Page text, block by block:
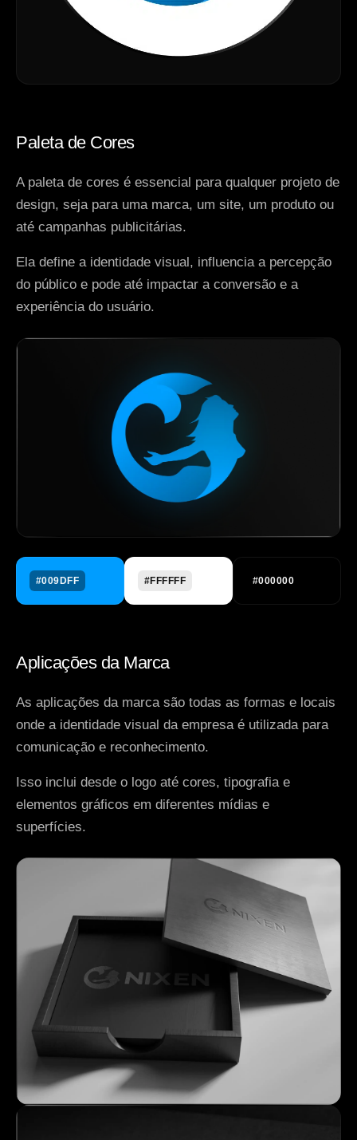
Paleta de Cores
A paleta de cores é essencial para qualquer projeto de
design, seja para uma marca, um site, um produto ou
até campanhas publicitárias.
Ela define a identidade visual, influencia a percepção
do público e pode até impactar a conversão e a
experiência do usuário.
#009DFF #FFFFFF #000000
Aplicações da Marca
As aplicações da marca são todas as formas e locais
onde a identidade visual da empresa é utilizada para
comunicação e reconhecimento.
Isso inclui desde o logo até cores, tipografia e
elementos gráficos em diferentes mídias e
superfícies.